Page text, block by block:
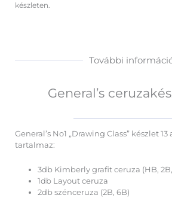
készleten.
További
General’s
General’s No1 „Drawing Class” készlet
tartalmaz:
3db Kimberly grafit ceruza (HB,
1db Layout ceruza
2db szénceruza (2B, 6B)